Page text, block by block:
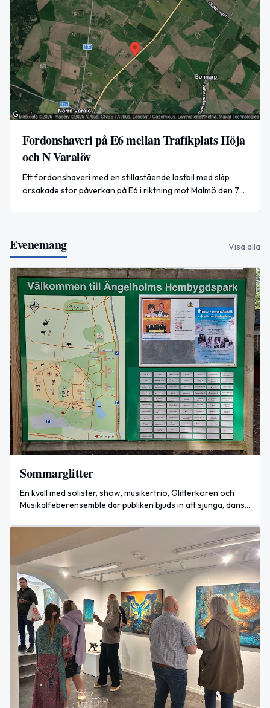
Fordonshaveri på E6 mellan Trafikplats Höja
och N Varalöv
Ett fordonshaveri med en stillastående lastbil med släp
orsakade stor påverkan på E6 i riktning mot Malmö den 7
Evenemang Visa alla
Sommarglitter
En kväll med solister, show, musikertrio, Glitterkören och
Musikalfeberensemble där publiken bjuds in att sjunga, dansa
Yngvesson och Anna Dror i samarbete med ABF.